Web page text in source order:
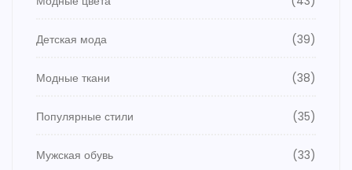
Детская мода (39)
Модные ткани (38)
Популярные стили (35)
Мужская обувь (33)